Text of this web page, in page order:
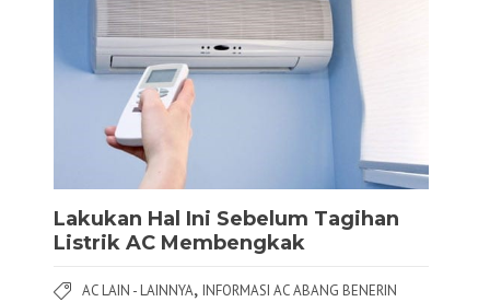
Lakukan Hal Ini Sebelum Tagihan
Listrik AC Membengkak
AC LAIN - LAINNYA, INFORMASI AC ABANG BENERIN